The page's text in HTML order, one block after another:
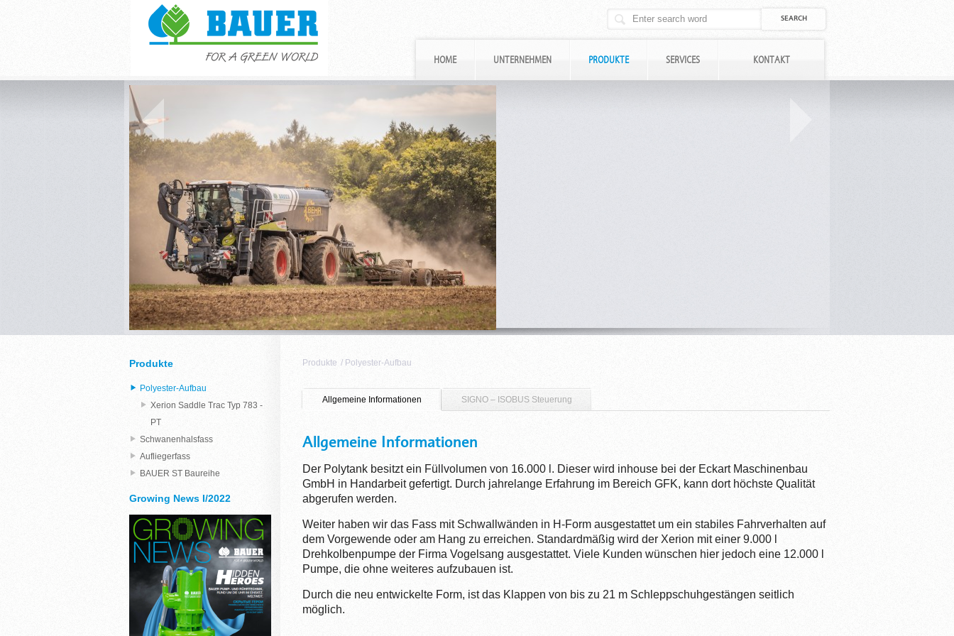
HOME UNTERNEHMEN PRODUKTE SERVICES KONTAKT
Produkte / Polyester-Aufbau
Allgemeine Informationen SIGNO – ISOBUS Steuerung
Allgemeine Informationen
Der Polytank besitzt ein Füllvolumen von 16.000 l. Dieser wird inhouse bei der Eckart Maschinenbau
GmbH in Handarbeit gefertigt. Durch jahrelange Erfahrung im Bereich GFK, kann dort höchste Qualität
abgerufen werden.
Weiter haben wir das Fass mit Schwallwänden in H-Form ausgestattet um ein stabiles Fahrverhalten auf
dem Vorgewende oder am Hang zu erreichen. Standardmäßig wird der Xerion mit einer 9.000 l
Drehkolbenpumpe der Firma Vogelsang ausgestattet. Viele Kunden wünschen hier jedoch eine 12.000 l
Pumpe, die ohne weiteres aufzubauen ist.
Durch die neu entwickelte Form, ist das Klappen von bis zu 21 m Schleppschuhgestängen seitlich
möglich.
Produkte
Polyester-Aufbau
Xerion Saddle Trac Typ 783 -
PT
Schwanenhalsfass
Aufliegerfass
BAUER ST Baureihe
Growing News I/2022